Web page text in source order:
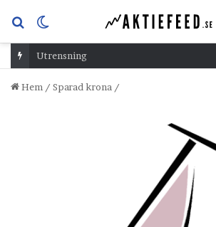
Sök
efterskin
Utrensning
Hem / Sparad krona /